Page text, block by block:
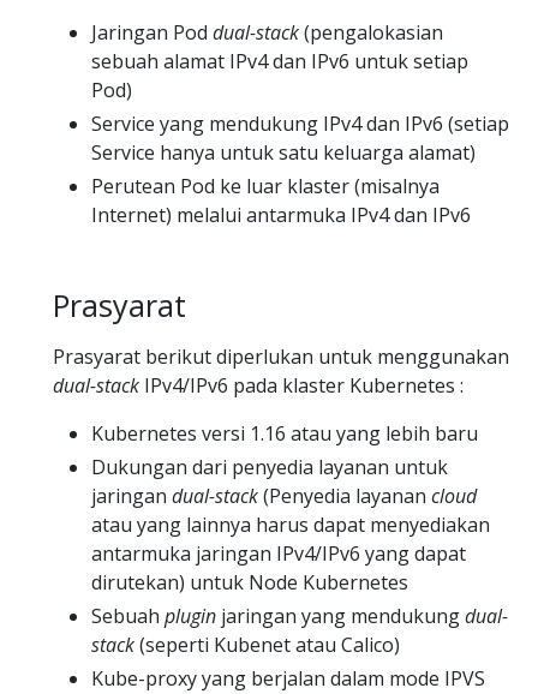
Jaringan Pod dual-stack(pengalokasian
sebuah alamat IPv4 dan IPv6 untuk setiap
Pod)
Service yang mendukung IPv4 dan IPv6 (setiap
Service hanya untuk satu keluarga alamat)
Perutean Pod ke luar klaster (misalnya
Internet) melalui antarmuka IPv4 dan IPv6
Prasyarat
Prasyarat berikut diperlukan untuk menggunakan
dual-stack IPv4/IPv6 pada klaster Kubernetes :
Kubernetes versi 1.16 atau yang lebih baru
Dukungan dari penyedia layanan untuk
jaringan dual-stack(Penyedia layanan cloud
atau yang lainnya harus dapat menyediakan
antarmuka jaringan IPv4/IPv6 yang dapat
dirutekan) untuk Node Kubernetes
Sebuah plugin jaringan yang mendukungdual-
stack(seperti Kubenet atau Calico)
Kube-proxy yang berjalan dalam mode IPVS